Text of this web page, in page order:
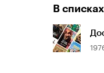
В списках